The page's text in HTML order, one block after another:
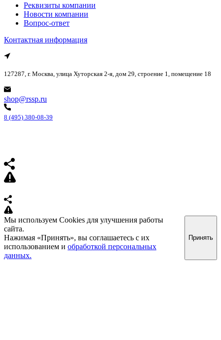
Реквизиты компании
Новости компании
Вопрос-ответ
Контактная информация
127287, г. Москва, улица Хуторская 2-я, дом 29, строение 1, помещение 18
shop@rssp.ru
8 (495) 380-08-39
Мы используем Cookies для улучшения работы
сайта.
Нажимая «Принять», вы соглашаетесь с их
использованием и обработкой персональных
данных.
Принять